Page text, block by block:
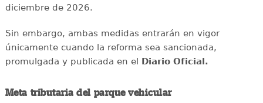
diciembre de 2026.
Sin embargo, ambas medidas entrarán en vigor
únicamente cuando la reforma sea sancionada,
promulgada y publicada en el Diario Oficial.
Meta tributaria del parque vehicular